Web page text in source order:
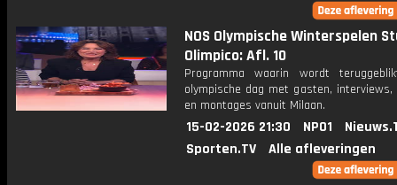
NOS Olympische Winterspelen
Olimpico: Afl. 10
Programma waarin wordt
olympische dag met gasten,
en montages vanuit Milaan.
15-02-2026 21:30 NPO1
Sporten.TV
Alle afleveringen